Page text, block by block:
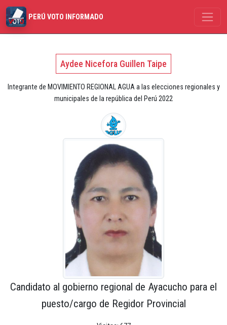
PERÚ VOTO INFORMADO
Aydee Nicefora Guillen Taipe
Integrante de MOVIMIENTO REGIONAL AGUA a las elecciones regionales y
municipales de la república del Perú 2022
Candidato al gobierno regional de Ayacucho para el
puesto/cargo de Regidor Provincial